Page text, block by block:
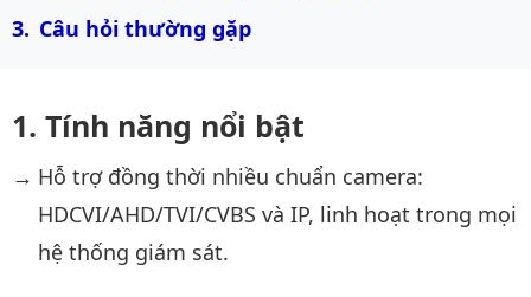
Câu hỏi thường gặp
Tính năng nổi bật
Hỗ trợ đồng thời nhiều chuẩn camera:
HDCVI/AHD/TVI/CVBS và IP, linh hoạt trong mọi
hệ thống giám sát.